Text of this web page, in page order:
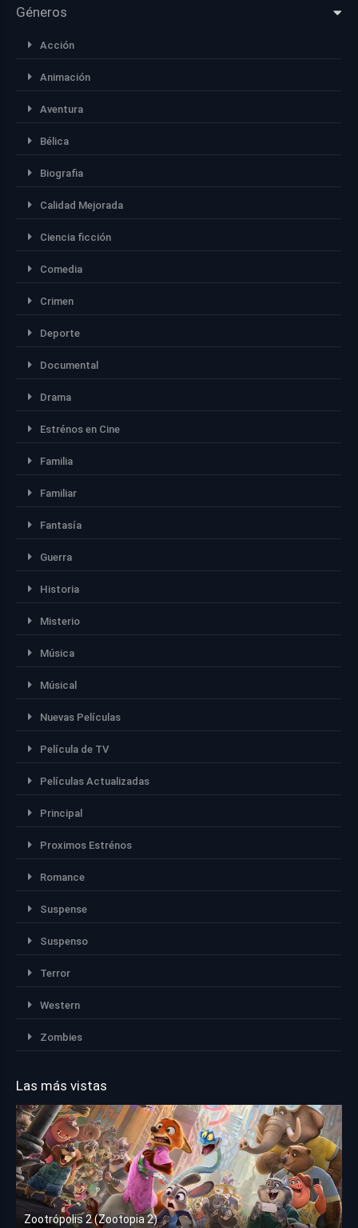
Géneros
Acción
Animación
Aventura
Bélica
Biografia
Calidad Mejorada
Ciencia ficción
Comedia
Crimen
Deporte
Documental
Drama
Estrénos en Cine
Familia
Familiar
Fantasía
Guerra
Historia
Misterio
Música
Músical
Nuevas Películas
Película de TV
Películas Actualizadas
Principal
Proximos Estrénos
Romance
Suspense
Suspenso
Terror
Western
Zombies
Las más vistas
Zootrópolis 2 (Zootopia 2)